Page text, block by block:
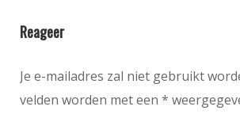
Reageer
Je e-mailadres zal niet gebruikt
velden worden met een *